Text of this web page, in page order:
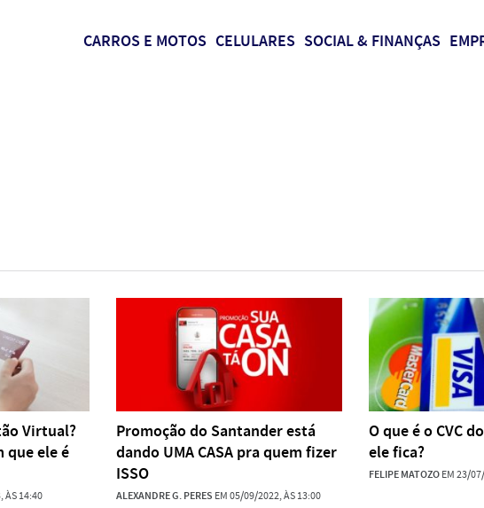
CARROS E MOTOS CELULARES SOCIAL & FINANÇAS
Virtual?
que ele é
ÀS 14:40
Promoção do Santander está
dando UMA CASA pra quem fizer
ISSO
ALEXANDRE G. PERES EM 05/09/2022, ÀS 13:00
O que é o CVC
ele fica?
FELIPE MATOZOEM 23/